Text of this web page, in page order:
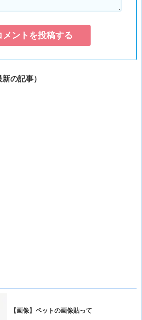
の記事）
【画像】ペットの画像貼って